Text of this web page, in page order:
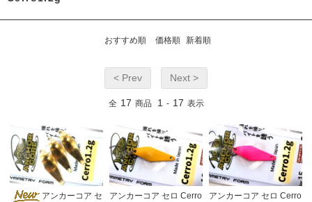
おすすめ順 価格順 新着順
< Prev Next >
全 17 商品 1 - 17 表示
アンカーコア セ
アンカーコア セロ Cerro
アンカーコア セロ Cerro